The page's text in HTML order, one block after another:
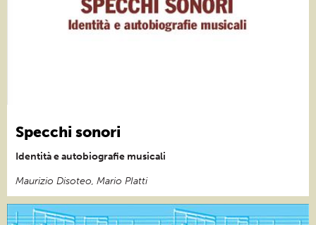
Specchi sonori
Identità e autobiografie musicali
Maurizio Disoteo, Mario PIatti